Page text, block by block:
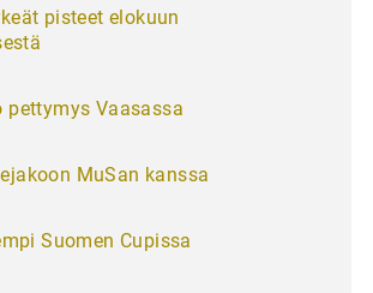
pisteet elokuun
pettymys Vaasassa
MuSan kanssa
Suomen Cupissa